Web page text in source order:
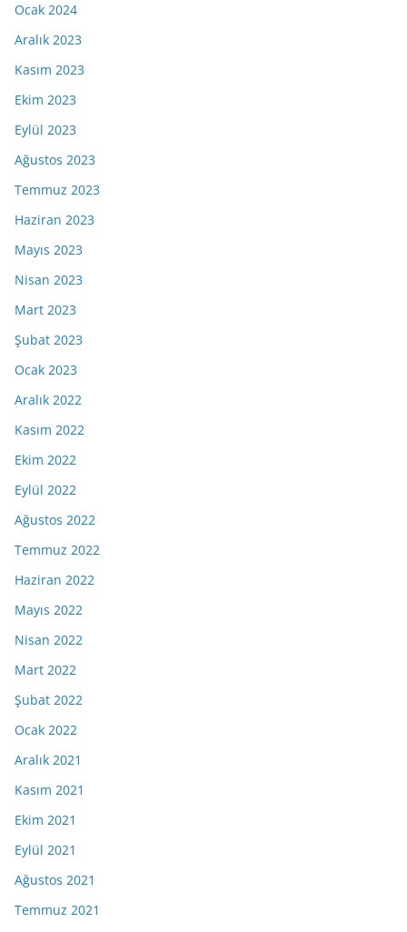
Ocak 2024
Aralık 2023
Kasım 2023
Ekim 2023
Eylül 2023
Ağustos 2023
Temmuz 2023
Haziran 2023
Mayıs 2023
Nisan 2023
Mart 2023
Şubat 2023
Ocak 2023
Aralık 2022
Kasım 2022
Ekim 2022
Eylül 2022
Ağustos 2022
Temmuz 2022
Haziran 2022
Mayıs 2022
Nisan 2022
Mart 2022
Şubat 2022
Ocak 2022
Aralık 2021
Kasım 2021
Ekim 2021
Eylül 2021
Ağustos 2021
Temmuz 2021